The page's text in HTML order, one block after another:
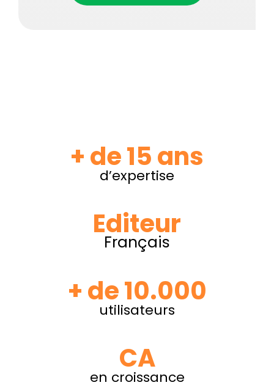
+ de 15 ans
d’expertise
Editeur
Français
+ de 10.000
utilisateurs
CA
en croissance